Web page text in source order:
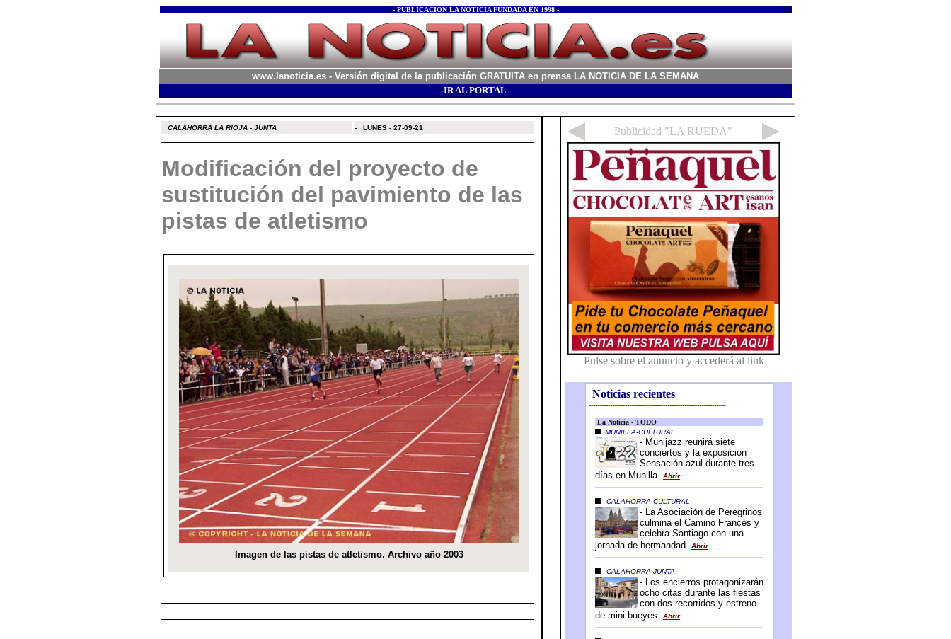
- PUBLICACIÓN LA NOTICIA FUNDADA EN 1998 -
www.lanoticia.es - Versión digital de la publicación GRATUITA en prensa LA NOTICIA DE LA SEMANA
-IR AL PORTAL -
CALAHORRA LA RIOJA - JUNTA - LUNES - 27-09-21
Modificación del proyecto de
sustitución del pavimiento de las
pistas de atletismo
Noticias recientes
-----------------------------------------------------------------